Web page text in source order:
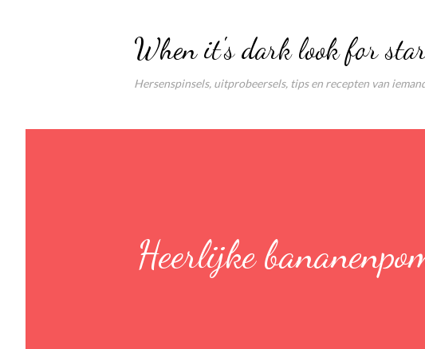
When it's dark look for
Hersenspinsels, uitprobeersels, tips en recepten van
Heerlijke